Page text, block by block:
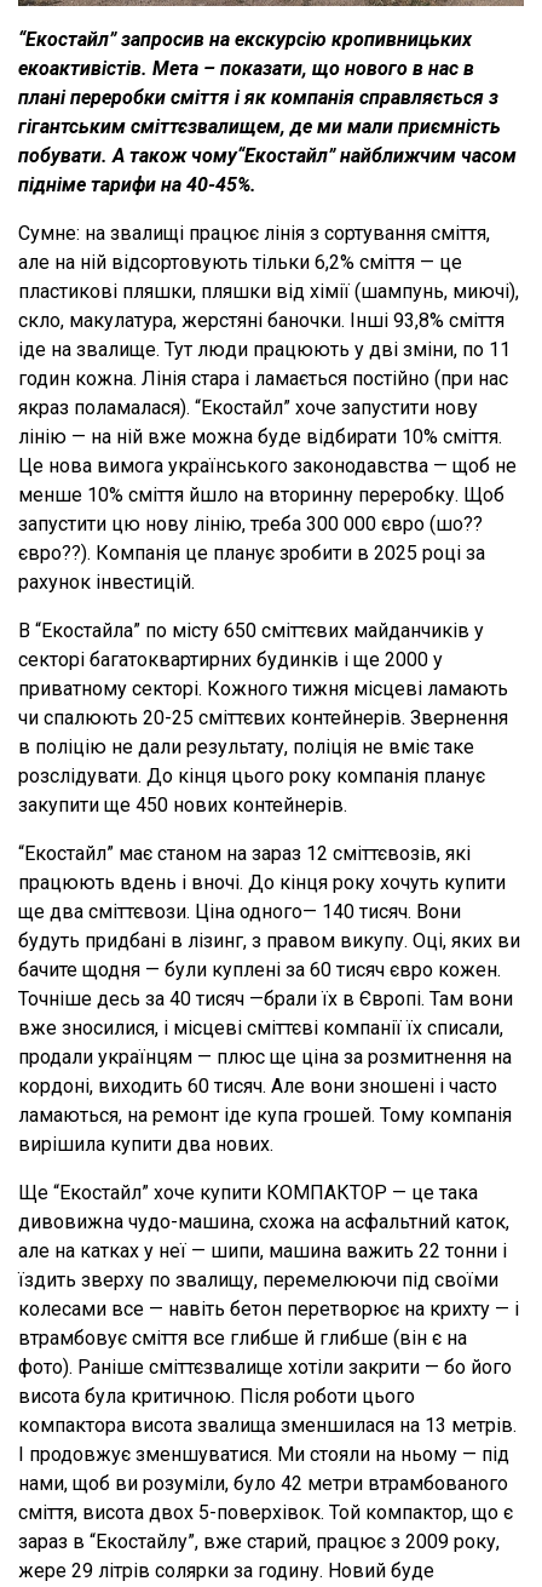
“Екостайл” запросив на екскурсію кропивницьких
екоактивістів. Мета – показати, що нового в нас в
плані переробки сміття і як компанія справляється з
гігантським сміттєзвалищем, де ми мали приємність
побувати. А також чому“Екостайл” найближчим часом
підніме тарифи на 40-45%.
Сумне: на звалищі працює лінія з сортування сміття,
але на ній відсортовують тільки 6,2% сміття — це
пластикові пляшки, пляшки від хімії (шампунь, миючі),
скло, макулатура, жерстяні баночки. Інші 93,8% сміття
іде на звалище. Тут люди працюють у дві зміни, по 11
годин кожна. Лінія стара і ламається постійно (при нас
якраз поламалася). “Екостайл” хоче запустити нову
лінію — на ній вже можна буде відбирати 10% сміття.
Це нова вимога українського законодавства — щоб не
менше 10% сміття йшло на вторинну переробку. Щоб
запустити цю нову лінію, треба 300 000 євро (шо??
євро??). Компанія це планує зробити в 2025 році за
рахунок інвестицій.
В “Екостайла” по місту 650 сміттєвих майданчиків у
секторі багатоквартирних будинків і ще 2000 у
приватному секторі. Кожного тижня місцеві ламають
чи спалюють 20-25 сміттєвих контейнерів. Звернення
в поліцію не дали результату, поліція не вміє таке
розслідувати. До кінця цього року компанія планує
закупити ще 450 нових контейнерів.
“Екостайл” має станом на зараз 12 сміттєвозів, які
працюють вдень і вночі. До кінця року хочуть купити
ще два сміттєвози. Ціна одного— 140 тисяч. Вони
будуть придбані в лізинг, з правом викупу. Оці, яких ви
бачите щодня — були куплені за 60 тисяч євро кожен.
Точніше десь за 40 тисяч —брали їх в Європі. Там вони
вже зносилися, і місцеві сміттєві компанії їх списали,
продали українцям — плюс ще ціна за розмитнення на
кордоні, виходить 60 тисяч. Але вони зношені і часто
ламаються, на ремонт іде купа грошей. Тому компанія
вирішила купити два нових.
Ще “Екостайл” хоче купити КОМПАКТОР — це така
дивовижна чудо-машина, схожа на асфальтний каток,
але на катках у неї — шипи, машина важить 22 тонни і
їздить зверху по звалищу, перемелюючи під своїми
колесами все — навіть бетон перетворює на крихту — і
втрамбовує сміття все глибше й глибше (він є на
фото). Раніше сміттєзвалище хотіли закрити — бо його
висота була критичною. Після роботи цього
компактора висота звалища зменшилася на 13 метрів.
І продовжує зменшуватися. Ми стояли на ньому — під
нами, щоб ви розуміли, було 42 метри втрамбованого
сміття, висота двох 5-поверхівок. Той компактор, що є
зараз в “Екостайлу”, вже старий, працює з 2009 року,
жере 29 літрів солярки за годину. Новий буде